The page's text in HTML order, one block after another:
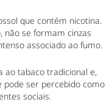
que contém nicotina.
não se formam cinzas
associado ao fumo.
ao tabaco tradicional e,
pode ser percebido como
sociais.